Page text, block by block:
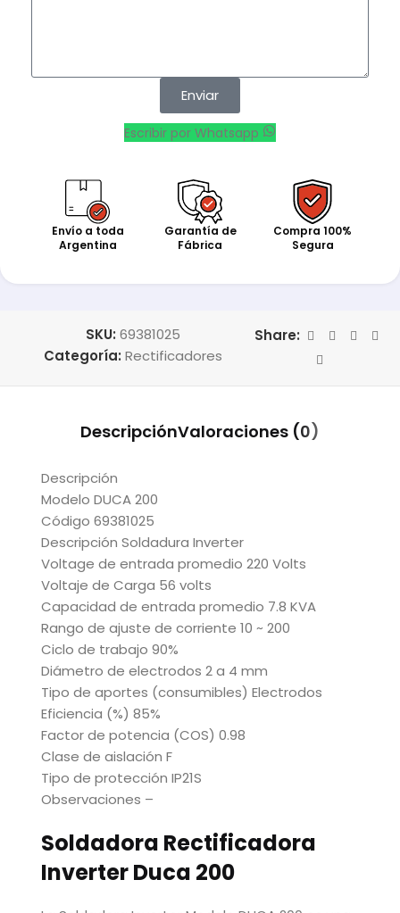
Enviar
Escribir por Whatsapp
Envío a toda
Argentina
Garantía de
Fábrica
Compra 100%
Segura
SKU:69381025
Categoría: Rectificadores
Share:
DescripciónValoraciones (0)
Descripción
Modelo DUCA 200
Código 69381025
Descripción Soldadura Inverter
Voltage de entrada promedio 220 Volts
Voltaje de Carga 56 volts
Capacidad de entrada promedio 7.8 KVA
Rango de ajuste de corriente 10 ~ 200
Ciclo de trabajo 90%
Diámetro de electrodos 2 a 4 mm
Tipo de aportes (consumibles) Electrodos
Eficiencia (%) 85%
Factor de potencia (COS) 0.98
Clase de aislación F
Tipo de protección IP21S
Observaciones –
Soldadora Rectificadora
Inverter Duca 200